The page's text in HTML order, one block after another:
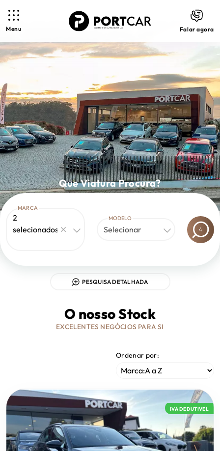
Menu Falar agora
Que Viatura Procura?
MARCA
2
selecionados
MODELO
Selecionar 4
PESQUISA DETALHADA
O nosso Stock
EXCELENTES NEGÓCIOS PARA SI
Ordenar por:
IVA DEDUTIVEL